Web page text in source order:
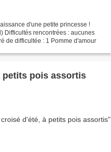
d'une petite princesse !
Difficultés rencontrées : aucunes
de difficultée : 1 Pomme d'amour
petits pois assortis